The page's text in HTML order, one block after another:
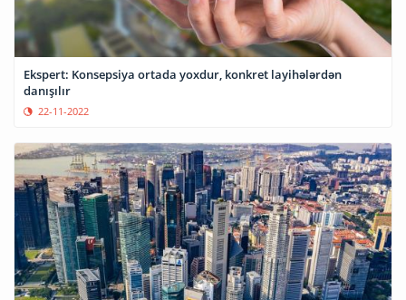
Ekspert: Konsepsiya ortada yoxdur, konkret layihələrdən
danışılır
22-11-2022